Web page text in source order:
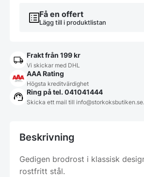
Få en offert
Lägg till i produktlistan
Frakt från 199 kr
Vi skickar med DHL
AAA Rating
Högsta kreditvärdighet
Ring på tel. 041041444
Skicka ett mail till info@storkoksbutiken.se.
Beskrivning
Gedigen brodrost i klassisk
rostfritt stål.